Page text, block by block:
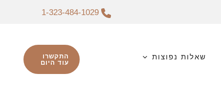
1-323-484-1029
שאלות נפוצות
התקשרו
עוד היום